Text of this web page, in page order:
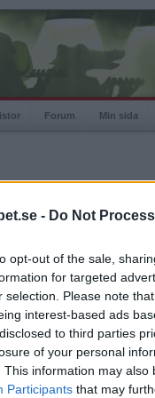
- Do Not
opt-out of the sale,
for targeted
selection. Please note
interest-based ads
to third parties
of your personal
This information may
Participants that may
Forum Min sida
Högsta rating2008-04-19
Rankad
Rullningar
Matcher
Vunna